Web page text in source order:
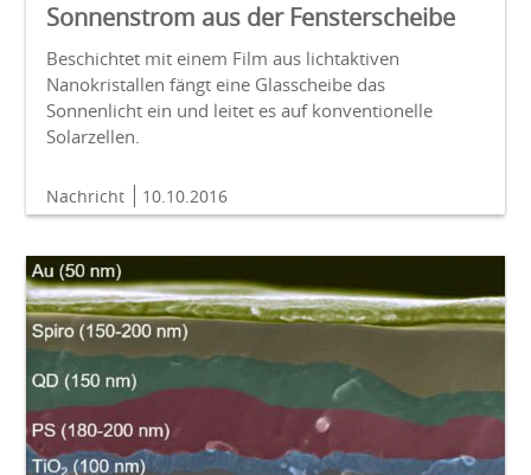
Sonnenstrom aus der Fensterscheibe
Beschichtet mit einem Film aus lichtaktiven
Nanokristallen fängt eine Glasscheibe das
Sonnenlicht ein und leitet es auf konventionelle
Solarzellen.
Nachricht 10.10.2016